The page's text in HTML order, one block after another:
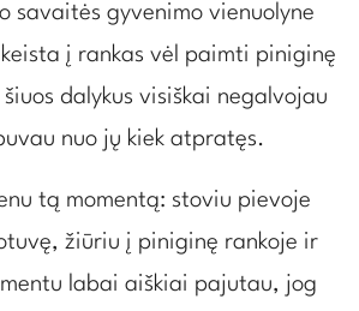
savaitės gyvenimo vienuolyne
į rankas vėl paimti piniginę
dalykus visiškai negalvojau
nuo jų kiek atpratęs.
tą momentą: stoviu pievoje
žiūriu į piniginę rankoje ir
labai aiškiai pajutau, jog